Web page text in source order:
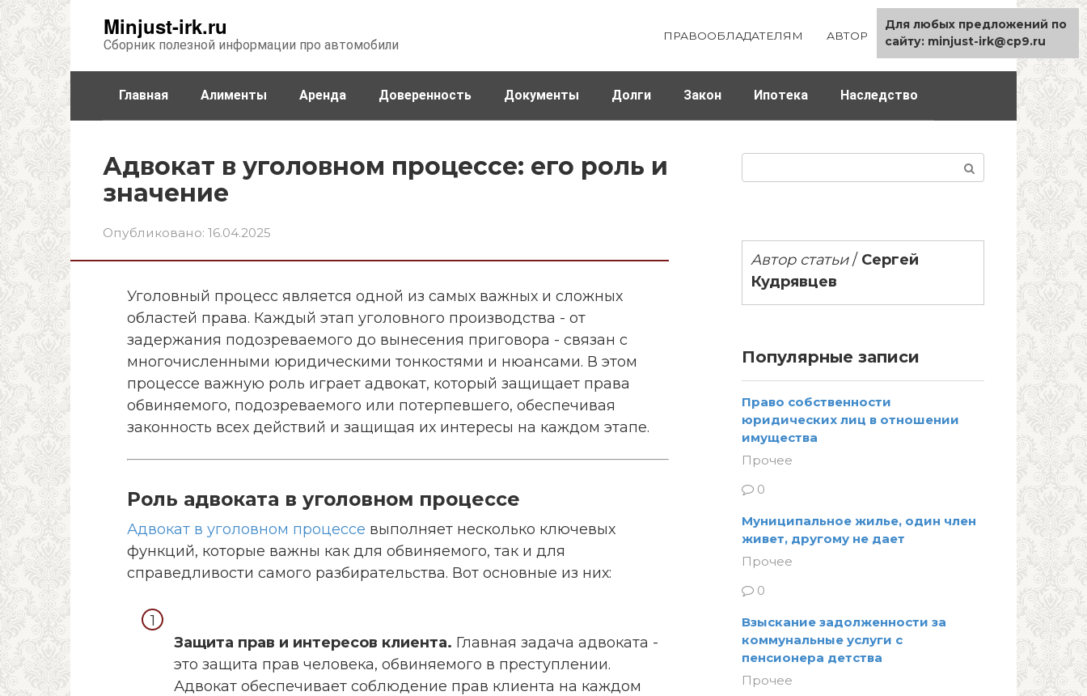
Minjust-irk.ru
Сборник полезной информации про автомобили
ПРАВООБЛАДАТЕЛЯМ АВТОР КАРТА САЙТА
Главная Алименты Аренда Доверенность Документы Долги Закон Ипотека Наследство
Адвокат в уголовном процессе: его роль и
значение
Опубликовано: 16.04.2025
Уголовный процесс является одной из самых важных и сложных
областей права. Каждый этап уголовного производства - от
задержания подозреваемого до вынесения приговора - связан с
многочисленными юридическими тонкостями и нюансами. В этом
процессе важную роль играет адвокат, который защищает права
обвиняемого, подозреваемого или потерпевшего, обеспечивая
законность всех действий и защищая их интересы на каждом этапе.
Роль адвоката в уголовном процессе
Адвокат в уголовном процессе выполняет несколько ключевых
функций, которые важны как для обвиняемого, так и для
справедливости самого разбирательства. Вот основные из них:
Защита прав и интересов клиента. Главная задача адвоката -
это защита прав человека, обвиняемого в преступлении.
Адвокат обеспечивает соблюдение прав клиента на каждом
Автор статьи/ Сергей
Кудрявцев
Популярные записи
Право собственности
юридических лиц в отношении
имущества
Прочее
0
Муниципальное жилье, один член
живет, другому не дает
Прочее
0
Взыскание задолженности за
коммунальные услуги с
пенсионера детства
Прочее
Для любых предложений по
сайту: minjust-irk@cp9.ru